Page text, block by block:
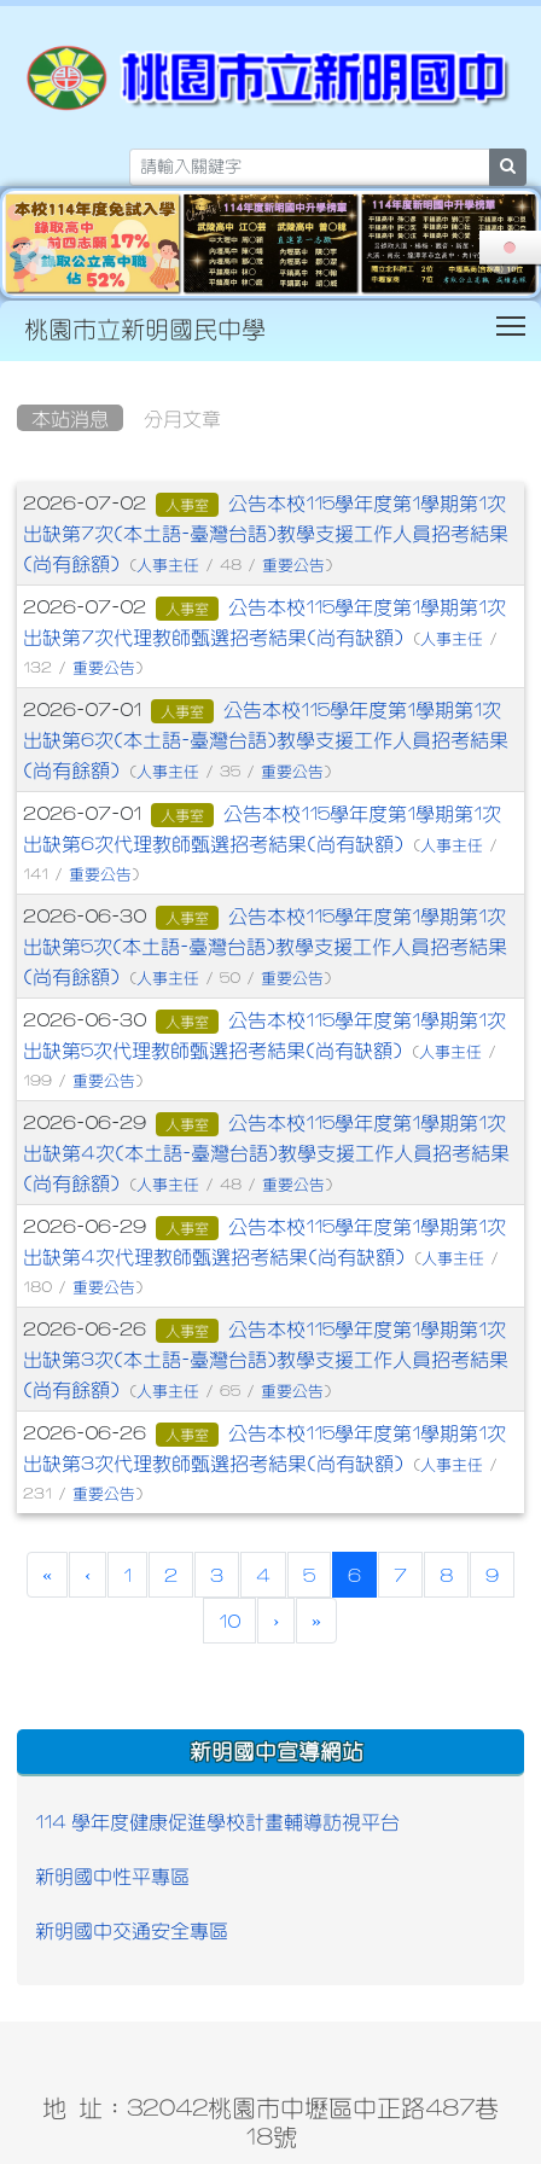
桃園市立新明國民中學
本站消息 分月文章
文章列表
2026-07-02 人事室
公告本校115學年度第1學期第1次
出缺第7次(本土語-臺灣台語)教學支援工作人員招考結果
(尚有餘額)
( 人事主任 / 48 / 重要公告 )
2026-07-02 人事室
公告本校115學年度第1學期第1次
出缺第7次代理教師甄選招考結果(尚有缺額)
( 人事主任 /
132 / 重要公告 )
2026-07-01 人事室
公告本校115學年度第1學期第1次
出缺第6次(本土語-臺灣台語)教學支援工作人員招考結果
(尚有餘額)
( 人事主任 / 35 / 重要公告 )
2026-07-01 人事室
公告本校115學年度第1學期第1次
出缺第6次代理教師甄選招考結果(尚有缺額)
( 人事主任 /
141 / 重要公告 )
2026-06-30 人事室
公告本校115學年度第1學期第1次
出缺第5次(本土語-臺灣台語)教學支援工作人員招考結果
(尚有餘額)
( 人事主任 / 50 / 重要公告 )
2026-06-30 人事室
公告本校115學年度第1學期第1次
出缺第5次代理教師甄選招考結果(尚有缺額)
( 人事主任 /
199 / 重要公告 )
2026-06-29 人事室
公告本校115學年度第1學期第1次
出缺第4次(本土語-臺灣台語)教學支援工作人員招考結果
(尚有餘額)
( 人事主任 / 48 / 重要公告 )
2026-06-29 人事室
公告本校115學年度第1學期第1次
出缺第4次代理教師甄選招考結果(尚有缺額)
( 人事主任 /
180 / 重要公告 )
2026-06-26 人事室
公告本校115學年度第1學期第1次
出缺第3次(本土語-臺灣台語)教學支援工作人員招考結果
(尚有餘額)
( 人事主任 / 65 / 重要公告 )
2026-06-26 人事室
公告本校115學年度第1學期第1次
出缺第3次代理教師甄選招考結果(尚有缺額)
( 人事主任 /
231 / 重要公告 )
« ‹ 1 2 3 4 5 6(current)
7 8 9
10 › »
:::
新明國中宣導網站
114 學年度健康促進學校計畫輔導訪視平台
新明國中性平專區
新明國中交通安全專區
地 址：32042桃園市中壢區中正路487巷
18號